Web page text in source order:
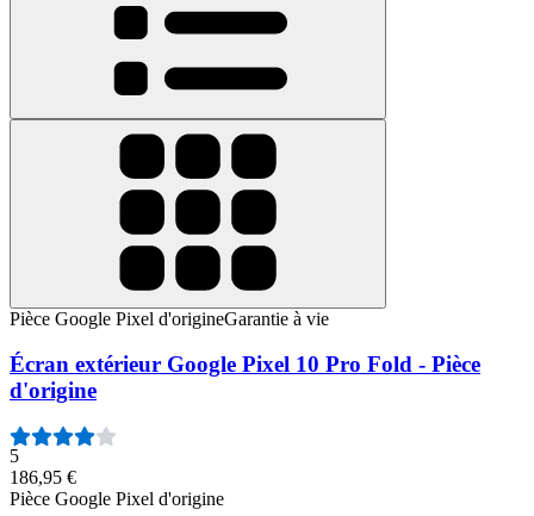
Pièce Google Pixel d'origineGarantie à vie
Écran extérieur Google Pixel 10 Pro Fold - Pièce
d'origine
5
186,95 €
Pièce Google Pixel d'origine